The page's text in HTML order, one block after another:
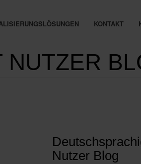
KONTAKT
Nutzer Blog